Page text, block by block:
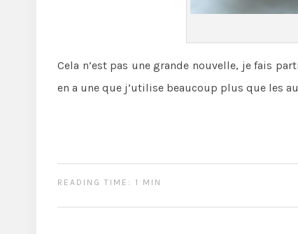
Cela n’est pas une grande nouvelle, je fais
en a une que j’utilise beaucoup plus que les
READING TIME: 1 MIN